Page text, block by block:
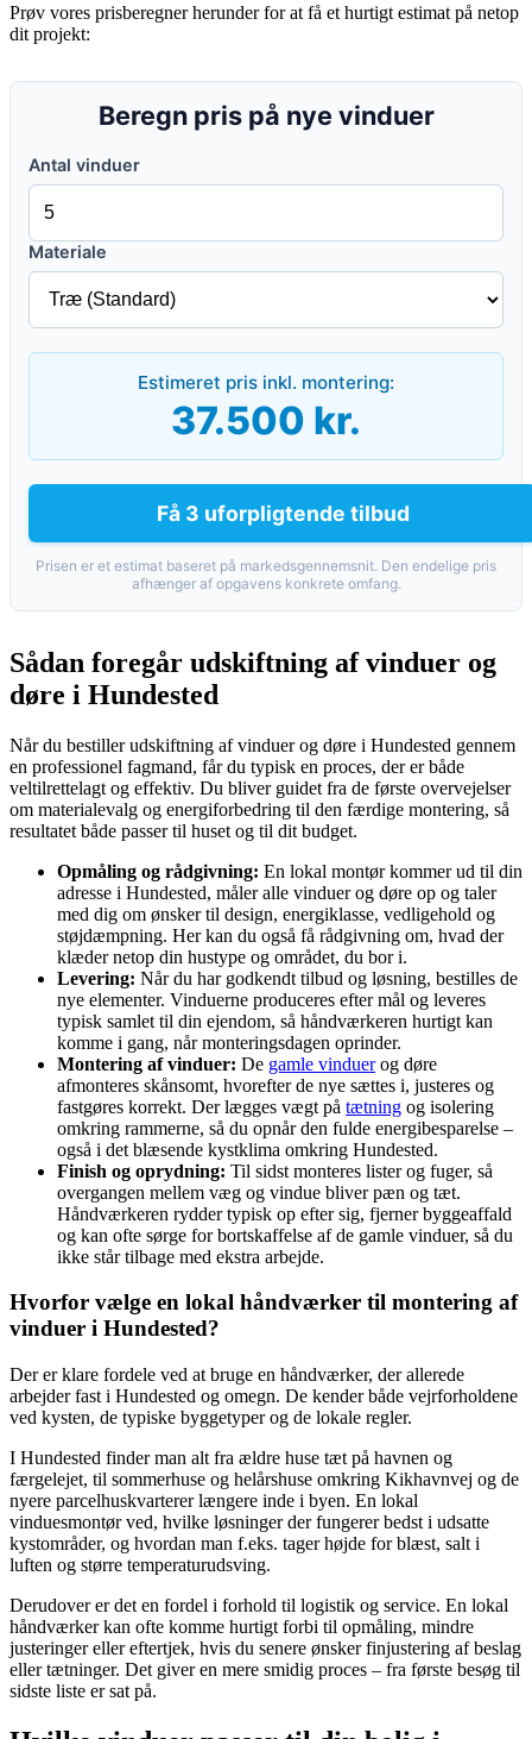
Prøv vores prisberegner herunder for at få et hurtigt estimat på netop
dit projekt:
Beregn pris på nye vinduer
Antal vinduer
Materiale
Estimeret pris inkl. montering:
37.500 kr.
Få 3 uforpligtende tilbud
Prisen er et estimat baseret på markedsgennemsnit. Den endelige pris
afhænger af opgavens konkrete omfang.
Sådan foregår udskiftning af vinduer og
døre i Hundested
Når du bestiller udskiftning af vinduer og døre i Hundested gennem
en professionel fagmand, får du typisk en proces, der er både
veltilrettelagt og effektiv. Du bliver guidet fra de første overvejelser
om materialevalg og energiforbedring til den færdige montering, så
resultatet både passer til huset og til dit budget.
Opmåling og rådgivning: En lokal montør kommer ud til din
adresse i Hundested, måler alle vinduer og døre op og taler
med dig om ønsker til design, energiklasse, vedligehold og
støjdæmpning. Her kan du også få rådgivning om, hvad der
klæder netop din hustype og området, du bor i.
Levering: Når du har godkendt tilbud og løsning, bestilles de
nye elementer. Vinduerne produceres efter mål og leveres
typisk samlet til din ejendom, så håndværkeren hurtigt kan
komme i gang, når monteringsdagen oprinder.
Montering af vinduer: De gamle vinduerog døre
afmonteres skånsomt, hvorefter de nye sættes i, justeres og
fastgøres korrekt. Der lægges vægt på tætning og isolering
omkring rammerne, så du opnår den fulde energibesparelse –
også i det blæsende kystklima omkring Hundested.
Finish og oprydning: Til sidst monteres lister og fuger, så
overgangen mellem væg og vindue bliver pæn og tæt.
Håndværkeren rydder typisk op efter sig, fjerner byggeaffald
og kan ofte sørge for bortskaffelse af de gamle vinduer, så du
ikke står tilbage med ekstra arbejde.
Hvorfor vælge en lokal håndværker til montering af
vinduer i Hundested?
Der er klare fordele ved at bruge en håndværker, der allerede
arbejder fast i Hundested og omegn. De kender både vejrforholdene
ved kysten, de typiske byggetyper og de lokale regler.
I Hundested finder man alt fra ældre huse tæt på havnen og
færgelejet, til sommerhuse og helårshuse omkring Kikhavnvej og de
nyere parcelhuskvarterer længere inde i byen. En lokal
vinduesmontør ved, hvilke løsninger der fungerer bedst i udsatte
kystområder, og hvordan man f.eks. tager højde for blæst, salt i
luften og større temperaturudsving.
Derudover er det en fordel i forhold til logistik og service. En lokal
håndværker kan ofte komme hurtigt forbi til opmåling, mindre
justeringer eller eftertjek, hvis du senere ønsker finjustering af beslag
eller tætninger. Det giver en mere smidig proces – fra første besøg til
sidste liste er sat på.